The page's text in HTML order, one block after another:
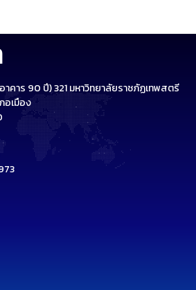
คาร 90 ปี) 321 มหาวิทยาลัยราชภัฏเทพสตรี
อเมือง